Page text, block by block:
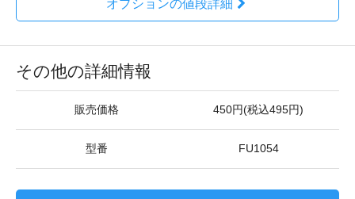
オプションの値段詳細
その他の詳細情報
販売価格 450円(税込495円)
型番 FU1054